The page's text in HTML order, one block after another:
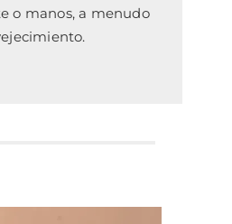
o manos, a menudo